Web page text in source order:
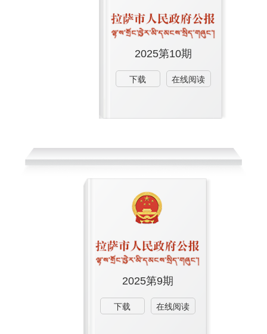
2025第10期
下载 在线阅读
2025第9期
下载 在线阅读